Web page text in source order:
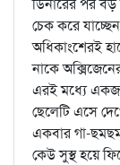
ডিনারের পর
চেক করে
অধিকাংশেরই
নাকে
এরই মধ্যে
ছেলেটি এসে
একবার গা-
কেউ সুস্থ হয়ে